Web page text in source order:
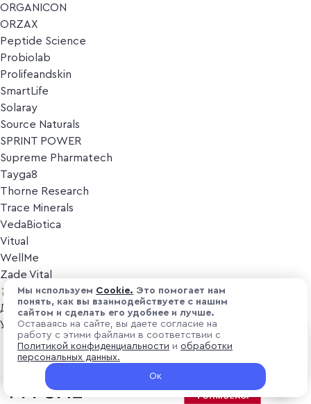
ORGANICON
ORZAX
Peptide Science
Probiolab
Prolifeandskin
SmartLife
Solaray
Source Naturals
SPRINT POWER
Supreme Pharmatech
Tayga8
Thorne Research
Trace Minerals
VedaBiotica
Vitual
WellMe
Zade Vital
Косметика
Дезодоранты
Уход за лицом
Уход за телом
Популярные бренды
₽ 12 300
+ 369 ₽ витуальками
В корзину
Мы используем Cоokіе. Это помогает нам
понять, как вы взаимодействуете с нашим
сайтом и сделать его удобнее и лучше.
Оставаясь на сайте, вы даете согласие на
работу с этими файлами в соответствии с
Политикой конфиденциальности и обработки
персональных данных.
Ок